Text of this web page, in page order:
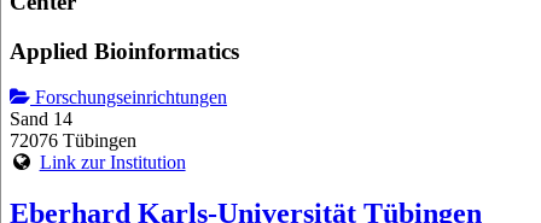
Applied Bioinformatics
Forschungseinrichtungen
Sand 14
72076 Tübingen
Link zur Institution
Eberhard Karls-Universität Tübingen